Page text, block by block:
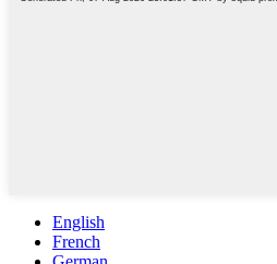
English
French